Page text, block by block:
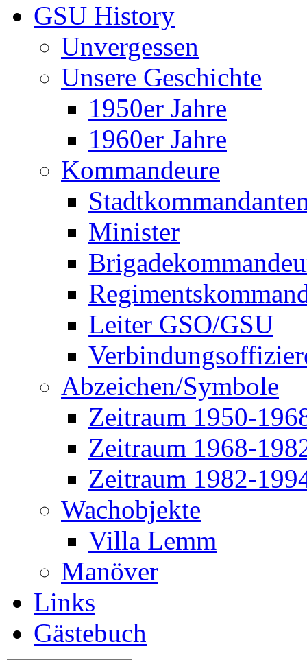
GSU History
Unvergessen
Unsere Geschichte
1950er Jahre
1960er Jahre
Kommandeure
Minister
Leiter GSO/GSU
Abzeichen/Symbole
Zeitraum 1950-
Zeitraum 1968-
Zeitraum 1982-
Wachobjekte
Villa Lemm
Manöver
Links
Gästebuch